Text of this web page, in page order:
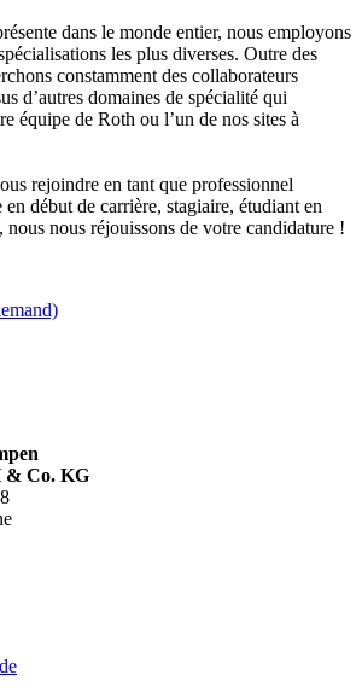
dans le monde entier, nous employons
les plus diverses. Outre des
constamment des collaborateurs
d’autres domaines de spécialité qui
équipe de Roth ou l’un de nos sites à
rejoindre en tant que professionnel
début de carrière, stagiaire, étudiant en
nous nous réjouissons de votre candidature !
& Co. KG